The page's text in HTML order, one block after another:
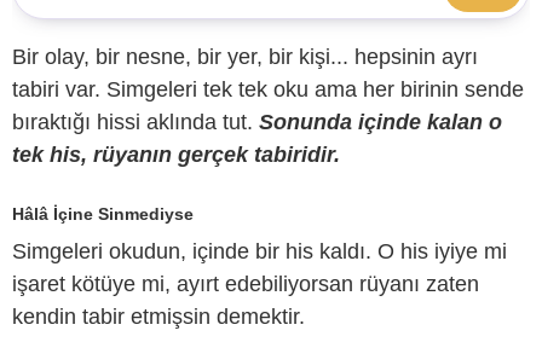
Bir olay, bir nesne, bir yer, bir kişi... hepsinin ayrı
tabiri var. Simgeleri tek tek oku ama her birinin sende
bıraktığı hissi aklında tut. Sonunda içinde kalan o
tek his, rüyanın gerçek tabiridir.
Hâlâ İçine Sinmediyse
Simgeleri okudun, içinde bir his kaldı. O his iyiye mi
işaret kötüye mi, ayırt edebiliyorsan rüyanı zaten
kendin tabir etmişsin demektir.